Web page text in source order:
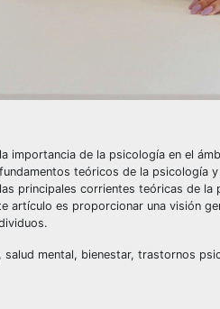
importancia de la psicología en el
teóricos de la
principales corrientes teóricas de
artículo es proporcionar una visión
salud mental, bienestar, trastornos